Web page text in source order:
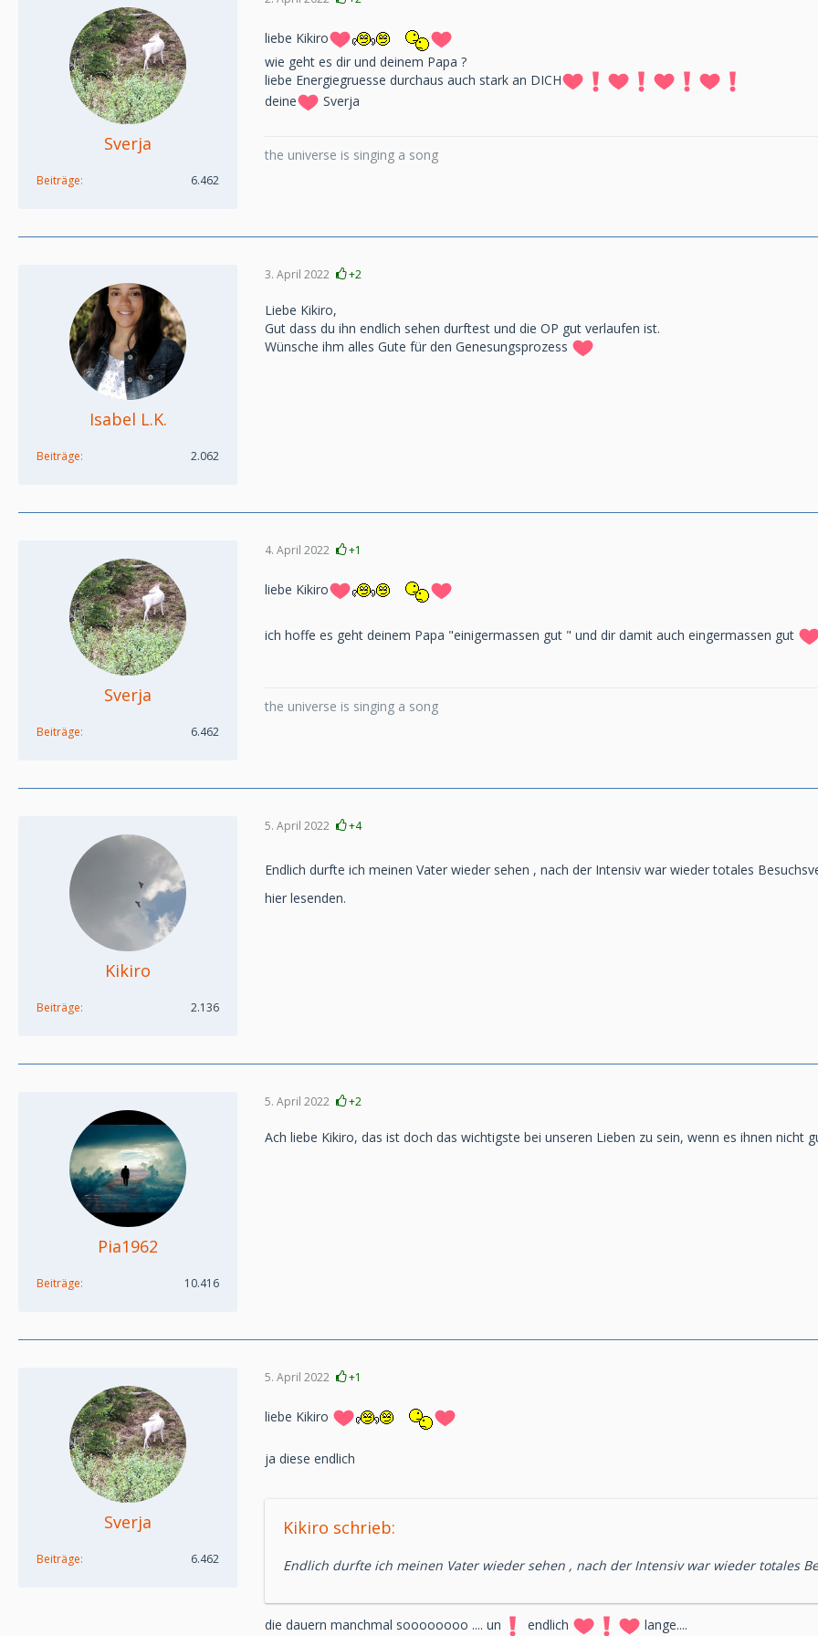
Sverja
Beiträge 6.462
liebe Kikiro
wie geht es dir und deinem Papa ?
liebe Energiegruesse durchaus auch stark an DICH
deine
Sverja
the universe is singing a song
Isabel L.K.
Beiträge 2.062
3. April 2022 +2
Liebe Kikiro,
Gut dass du ihn endlich sehen durftest und die OP gut verlaufen ist.
Wünsche ihm alles Gute für den Genesungsprozess
Sverja
Beiträge 6.462
4. April 2022 +1
liebe Kikiro
ich hoffe es geht deinem Papa "einigermassen gut " und dir damit auch eingermassen gut
the universe is singing a song
Kikiro
Beiträge 2.136
5. April 2022 +4
Endlich durfte ich meinen Vater wieder sehen , nach der Intensiv war wieder totales
hier lesenden.
Pia1962
Beiträge 10.416
5. April 2022 +2
Ach liebe Kikiro, das ist doch das wichtigste bei unseren Lieben zu sein, wenn es ihnen
Sverja
Beiträge 6.462
5. April 2022 +1
liebe Kikiro
ja diese endlich
Kikiro schrieb:
Endlich durfte ich meinen Vater wieder sehen , nach der Intensiv war wieder totales
die dauern manchmal soooooooo .... un endlich lange....